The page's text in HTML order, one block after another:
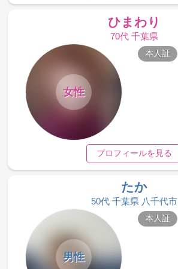
ひまわり
70代 千葉県
女性
本人証
プロフィールを見る
たか
50代 千葉県 八千代市
男性
本人証